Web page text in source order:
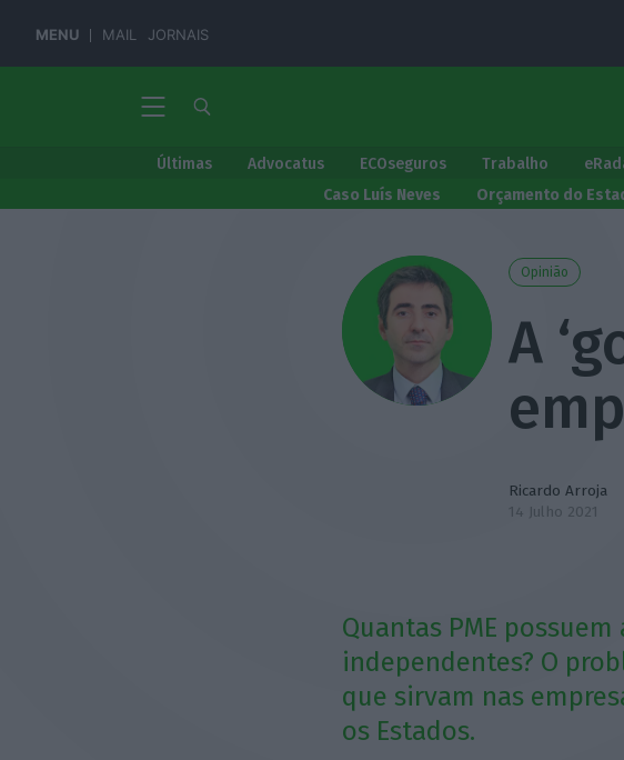
MENU MAIL JORNAIS
Últimas Advocatus ECOseguros Trabalho
Caso Luís Neves
Orçamento do
Opinião
A
Ricardo Arroja
14 Julho 2021
Quantas PME
independentes? O
que sirvam nas
os Estados.